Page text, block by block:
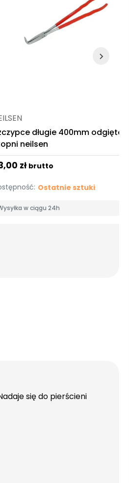
długie 400mm odgięte
neilsen
złbrutto
Ostatnie sztuki
w ciągu 24h
się do pierścieni